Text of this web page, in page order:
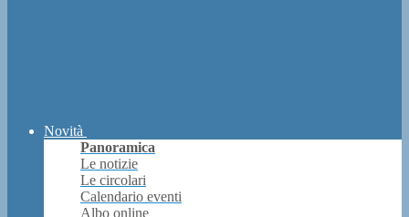
Novità
Panoramica
Le notizie
Le circolari
Calendario eventi
Albo online